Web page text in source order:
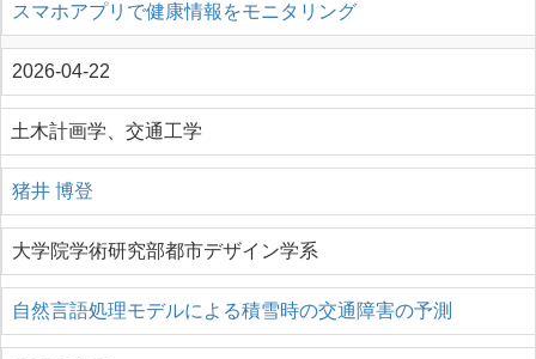
スマホアプリで健康情報をモニタリング
2026-04-22
土木計画学、交通工学
猪井 博登
大学院学術研究部都市デザイン学系
自然言語処理モデルによる積雪時の交通障害の予測